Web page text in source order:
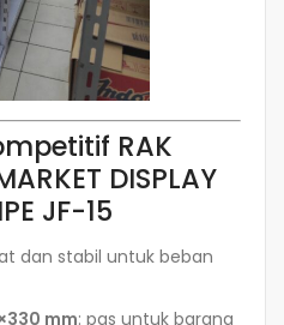
RAK
DISPLAY
JF-15
dan stabil untuk beban
mm: pas untuk barang